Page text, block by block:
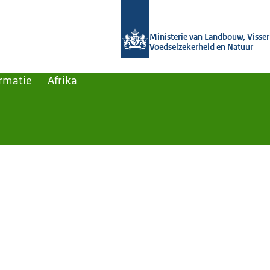
Ministerie van Landbouw,
Voedselzekerheid en Natuur
Afrika